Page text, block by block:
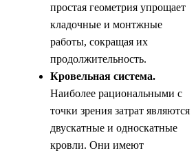
простая геометрия упрощает
кладочные и монтжные
работы, сокращая их
продолжительность.
Кровельная система.
Наиболее рациональными с
точки зрения затрат являются
двускатные и односкатные
кровли. Они имеют